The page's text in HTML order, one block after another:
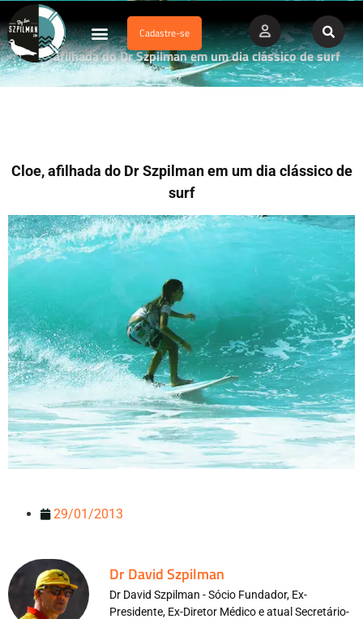
Cadastre-se
Cloe, afilhada do Dr Szpilman em um dia clássico de surf
Cloe, afilhada do Dr Szpilman em um dia clássico de
surf
29/01/2013
Dr David Szpilman
Dr David Szpilman - Sócio Fundador, Ex-
Presidente, Ex-Diretor Médico e atual Secretário-